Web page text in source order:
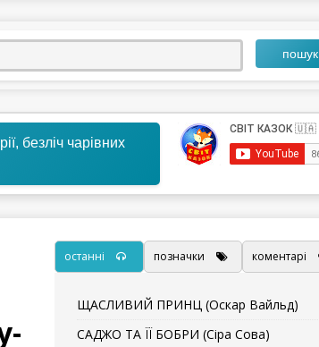
пошук
безліч чарівних
останні позначки коментарі
ЩАСЛИВИЙ ПРИНЦ (Оскар Вайльд)
САДЖО ТА ЇЇ БОБРИ (Сіра Сова)